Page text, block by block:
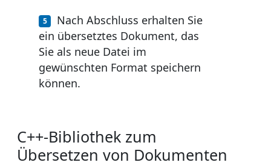
Nach Abschluss erhalten Sie
ein übersetztes Dokument, das
Sie als neue Datei im
gewünschten Format speichern
können.
C++‑Bibliothek zum
Übersetzen von Dokumenten